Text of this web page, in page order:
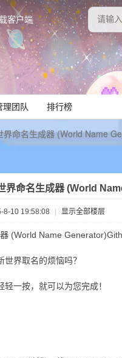
客户端
理团队 排行榜
界命名生成器 (World Name
界命名生成器 (World
8-10 19:58:08 显示全部楼层
(World Name
世界取名的烦恼吗？
轻一按，就可以为您完成！